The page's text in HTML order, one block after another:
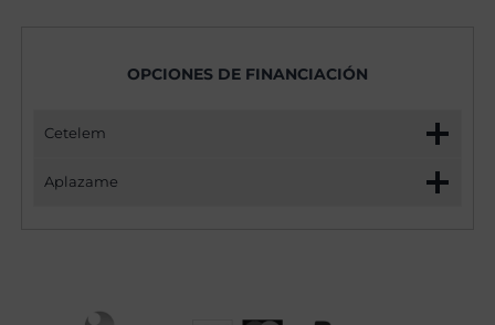
OPCIONES DE FINANCIACIÓN
Cetelem
Aplazame